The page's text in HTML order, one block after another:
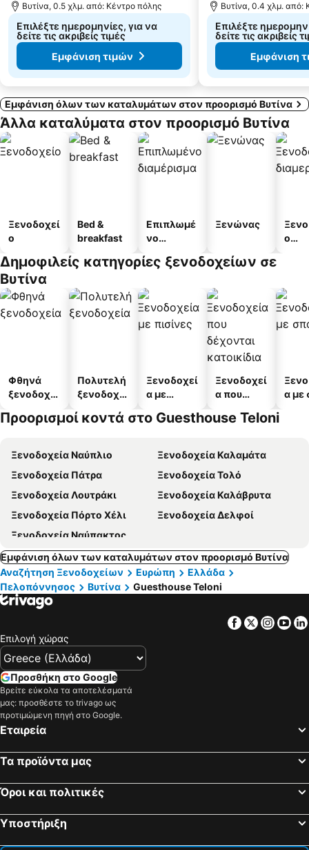
Βυτίνα, 0.5 χλμ. από: Κέντρο πόλης
Επιλέξτε ημερομηνίες, για να
δείτε τις ακριβείς τιμές
Εμφάνιση τιμών
Βυτίνα, 0.4 χλμ. από:
Επιλέξτε
δείτε τις ακριβείς
Εμφάνιση
Εμφάνιση όλων των καταλυμάτων στον προορισμό Βυτίνα
Άλλα καταλύματα στον προορισμό Βυτίνα
Ξενοδοχεί
ο
Bed &
breakfast
Επιπλωμέ
νο
α
Ξενώνας
ο
Δημοφιλείς κατηγορίες ξενοδοχείων σε
Βυτίνα
Φθηνά
ξενοδοχεί
Πολυτελή
ξενοδοχεί
Ξενοδοχεί
α με
Ξενοδοχεί
α που
κατοικίδι
α με
Προορισμοί κοντά στο Guesthouse Teloni
Ξενοδοχεία Ναύπλιο
Ξενοδοχεία Καλαμάτα
Ξενοδοχεία Πάτρα
Ξενοδοχεία Τολό
Ξενοδοχεία Λουτράκι
Ξενοδοχεία Καλάβρυτα
Ξενοδοχεία Πόρτο Χέλι
Ξενοδοχεία Δελφοί
Ξενοδοχεία Ναύπακτος
Εμφάνιση όλων των καταλυμάτων στον προορισμό Βυτίνα
Αναζήτηση Ξενοδοχείων
Ευρώπη
Ελλάδα
Πελοπόννησος
Βυτίνα Guesthouse Teloni
Facebook
Twitter
Επιλογή χώρας
Προσθήκη στο Google
Βρείτε εύκολα τα αποτελέσματά
μας: προσθέστε το trivago ως
προτιμώμενη πηγή στο Google.
Εταιρεία
Τα προϊόντα μας
Όροι και πολιτικές
Υποστήριξη